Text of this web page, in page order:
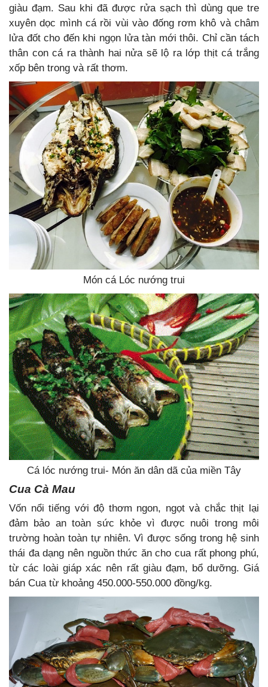
giàu đạm. Sau khi đã được rửa sạch thì dùng que tre
xuyên dọc mình cá rồi vùi vào đống rơm khô và châm
lửa đốt cho đến khi ngọn lửa tàn mới thôi. Chỉ cần tách
thân con cá ra thành hai nửa sẽ lộ ra lớp thịt cá trắng
xốp bên trong và rất thơm.
Món cá Lóc nướng trui
Cá lóc nướng trui- Món ăn dân dã của miền Tây
Cua Cà Mau
Vốn nổi tiếng với độ thơm ngon, ngọt và chắc thịt lại
đảm bảo an toàn sức khỏe vì được nuôi trong môi
trường hoàn toàn tự nhiên. Vì được sống trong hệ sinh
thái đa dạng nên nguồn thức ăn cho cua rất phong phú,
từ các loài giáp xác nên rất giàu đạm, bổ dưỡng. Giá
bán Cua từ khoảng 450.000-550.000 đồng/kg.